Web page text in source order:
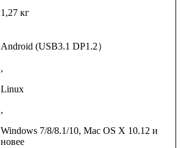
1,27 кг
Android (USB3.1 DP1.2）
,
Linux
,
Windows 7/8/8.1/10, Mac OS X 10.12 и
новее